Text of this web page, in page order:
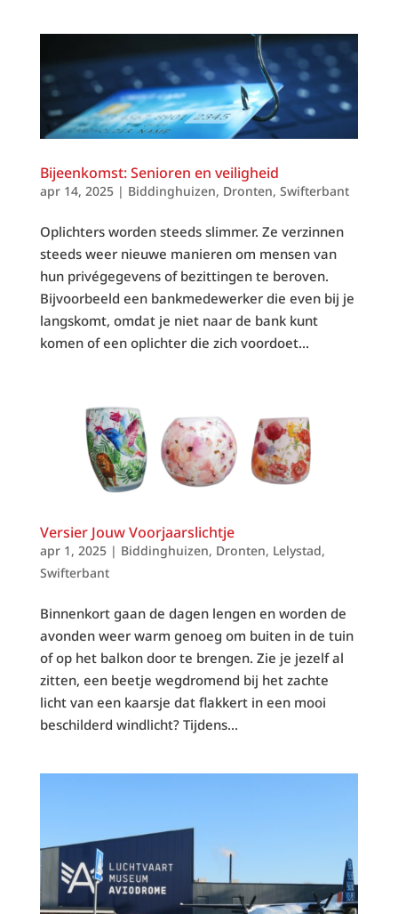
Bijeenkomst: Senioren en veiligheid
apr 14, 2025| Biddinghuizen, Dronten, Swifterbant
Oplichters worden steeds slimmer. Ze verzinnen
steeds weer nieuwe manieren om mensen van
hun privégegevens of bezittingen te beroven.
Bijvoorbeeld een bankmedewerker die even bij je
langskomt, omdat je niet naar de bank kunt
komen of een oplichter die zich voordoet...
Versier Jouw Voorjaarslichtje
apr 1, 2025| Biddinghuizen, Dronten, Lelystad,
Swifterbant
Binnenkort gaan de dagen lengen en worden de
avonden weer warm genoeg om buiten in de tuin
of op het balkon door te brengen. Zie je jezelf al
zitten, een beetje wegdromend bij het zachte
licht van een kaarsje dat flakkert in een mooi
beschilderd windlicht? Tijdens...